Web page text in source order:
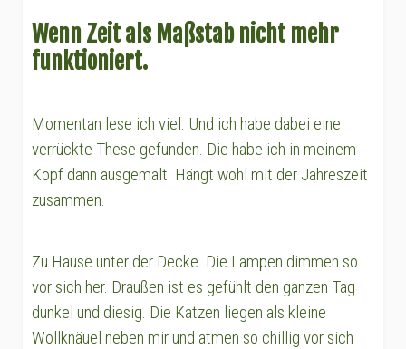
Wenn Zeit als Maßstab nicht mehr
funktioniert.
Momentan lese ich viel. Und ich habe dabei eine
verrückte These gefunden. Die habe ich in meinem
Kopf dann ausgemalt. Hängt wohl mit der Jahreszeit
zusammen.
Zu Hause unter der Decke. Die Lampen dimmen so
vor sich her. Draußen ist es gefühlt den ganzen Tag
dunkel und diesig. Die Katzen liegen als kleine
Wollknäuel neben mir und atmen so chillig vor sich